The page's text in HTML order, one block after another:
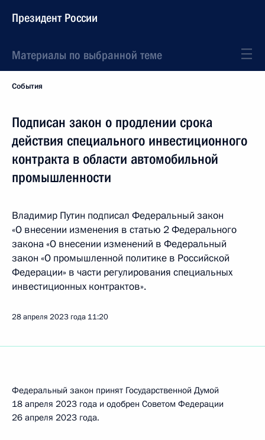
Президент России
Материалы по выбранной теме
События
Подписан закон о продлении срока
действия специального инвестиционного
контракта в области автомобильной
промышленности
Владимир Путин подписал Федеральный закон
«О внесении изменения в статью 2 Федерального
закона «О внесении изменений в Федеральный
закон «О промышленной политике в Российской
Федерации» в части регулирования специальных
инвестиционных контрактов».
28 апреля 2023 года 11:20
Федеральный закон принят Государственной Думой
18 апреля 2023 года и одобрен Советом Федерации
26 апреля 2023 года.